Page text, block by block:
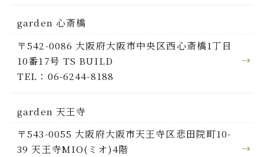
garden 心斎橋
〒542-0086 大阪府大阪市中央区西心斎橋1丁目
10番17号 TS BUILD
TEL：06-6244-8188
garden 天王寺
〒543-0055 大阪府大阪市天王寺区悲田院町10-
39 天王寺MIO(ミオ)4階